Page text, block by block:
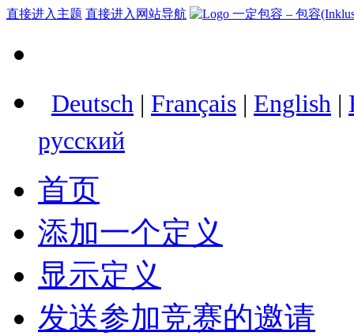
直接进入主题 直接进入网站导航
Deutsch | Français | English |
русский
首页
添加一个定义
显示定义
发送参加竞赛的邀请